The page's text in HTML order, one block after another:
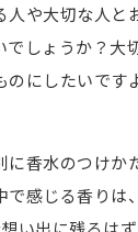
人や大切な人と
でしょうか？大
にしたいです
香水のつけか
で感じる香りは